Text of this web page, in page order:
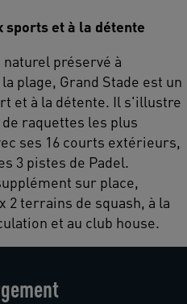
sports et à la détente
préservé à
plage, Grand Stade est un
et à la détente. Il s'illustre
raquettes les plus
ses 16 courts extérieurs,
3 pistes de Padel.
sur place,
2 terrains de squash, à la
et au club house.